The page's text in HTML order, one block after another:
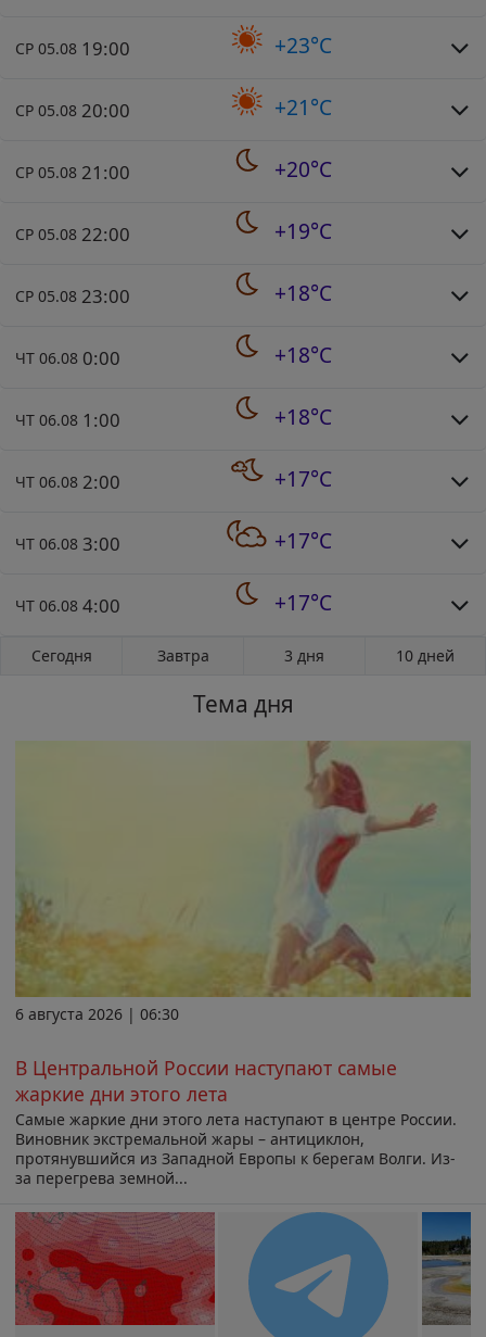
СР 05.08 19:00 +23°C
СР 05.08 20:00 +21°C
СР 05.08 21:00 +20°C
СР 05.08 22:00 +19°C
СР 05.08 23:00 +18°C
ЧТ 06.08 0:00 +18°C
ЧТ 06.08 1:00 +18°C
ЧТ 06.08 2:00 +17°C
ЧТ 06.08 3:00 +17°C
ЧТ 06.08 4:00 +17°C
Сегодня Завтра 3 дня 10 дней
Тема дня
6 августа 2026 | 06:30
В Центральной России наступают самые
жаркие дни этого лета
Самые жаркие дни этого лета наступают в центре России.
Виновник экстремальной жары – антициклон,
протянувшийся из Западной Европы к берегам Волги. Из-
за перегрева земной...